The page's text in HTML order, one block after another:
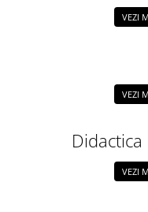
VEZI
VEZI
VEZI